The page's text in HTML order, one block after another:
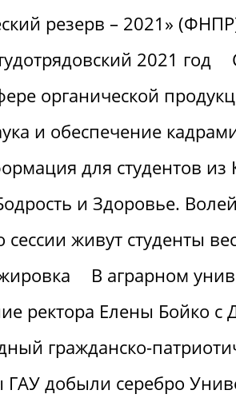
резерв – 2021»
2021 год
органической
и обеспечение
для студентов из
и Здоровье.
сессии живут студенты
В аграрном
ректора Елены Бойко с
гражданско-
ГАУ добыли серебро